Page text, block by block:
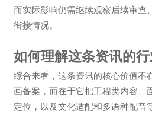
而实际影响仍需继续观察后续审查
衔接情况。
如何理解这条资讯的行
综合来看，这条资讯的核心价值不
画备案，而在于它把工程类内容、
定位，以及文化适配和多语种配音